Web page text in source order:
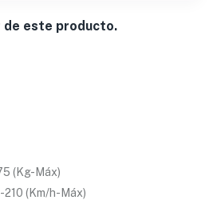
de este producto.
(Kg-Máx)
210 (Km/h-Máx)